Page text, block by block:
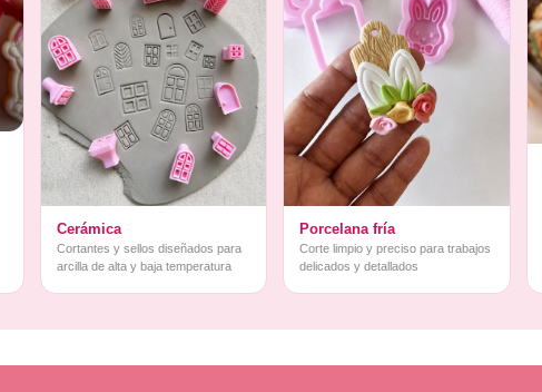
Cerámica
Cortantes y sellos diseñados para
arcilla de alta y baja temperatura
Porcelana fría
Corte limpio y preciso para trabajos
delicados y detallados